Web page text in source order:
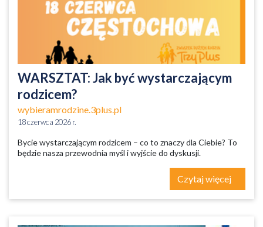
WARSZTAT: Jak być wystarczającym
rodzicem?
wybieramrodzine.3plus.pl
18 czerwca 2026 r.
Bycie wystarczającym rodzicem – co to znaczy dla Ciebie? To
będzie nasza przewodnia myśl i wyjście do dyskusji.
Czytaj więcej